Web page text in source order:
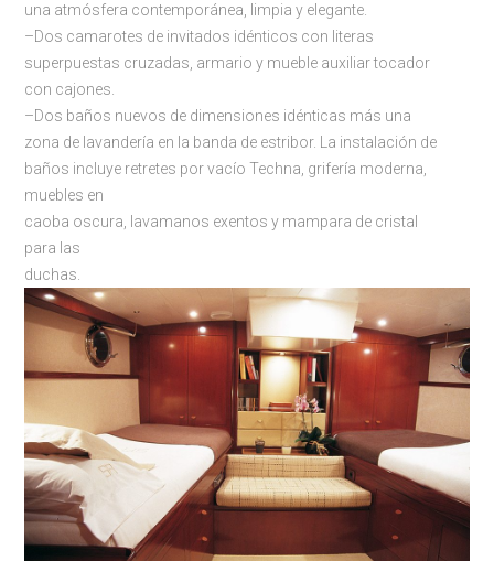
una atmósfera contemporánea, limpia y elegante.
–Dos camarotes de invitados idénticos con literas
superpuestas cruzadas, armario y mueble auxiliar tocador
con cajones.
–Dos baños nuevos de dimensiones idénticas más una
zona de lavandería en la banda de estribor. La instalación de
baños incluye retretes por vacío Techna, grifería moderna,
muebles en
caoba oscura, lavamanos exentos y mampara de cristal
para las
duchas.